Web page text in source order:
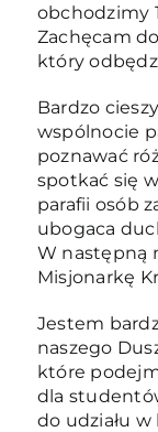
obchodzimy
Zachęcam
który
Bardzo
wspólnocie
poznawać
spotkać się
parafii osób
ubogaca
W następną
Misjonarkę
Jestem
naszego
które
dla
do udziału